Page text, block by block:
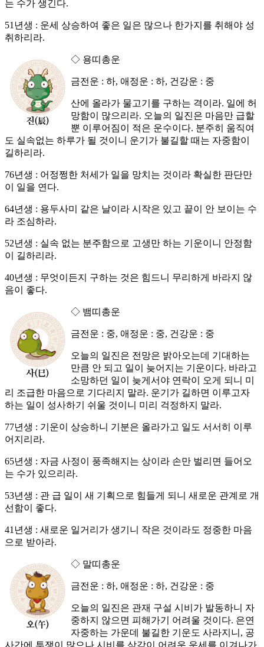
는 수가 생긴다.
51년생 : 운세 상승하여 좋은 일은 많으나 한가지를 취해야 성
취하리라.
◇ 용띠총운
금전운 : 하, 애정운 : 하, 건강운 : 중
산에 올라가 물고기를 구하는 격이라. 일에 허
망함이 많으리라. 오늘의 일진은 마음만 급할
뿐 이루어짐이 적은 운수이다. 분주히 움직여
도 실속없는 하루가 될 것이니 운기가 불길할 때는 자중함이
길하리라.
76년생 : 어정쩡한 처세가 일을 망치는 것이라 확실한 판단만
이 일을 연다.
64년생 : 용두사미 같은 날이라 시작은 있고 끝이 안 보이는 수
라 조심하라.
52년생 : 실속 없는 분주함으로 고생만 하는 기운이니 안정함
이 길하리라.
40년생 : 무엇이든지 구하는 것은 힘드니 무리하게 바라지 않
음이 좋다.
◇ 뱀띠총운
금전운 : 중, 애정운 : 중, 건강운 : 중
오늘의 일진은 전망은 밝아오는데 기대하는
만큼 안 되고 일이 늦어지는 기운이다. 바라고
소망하던 일이 늦게서야 연락이 오게 되니 미
리 조급한 마음으로 기다리지 말라. 운기가 길하면 이루고자
하는 일이 성사하기 쉬울 것이니 미리 걱정하지 말라.
77년생 : 기운이 상승하니 기분은 올라가고 일도 서서히 이루
어지리라.
65년생 : 자금 사정이 풍족해지는 상이라 손만 벌리면 들어오
는 수가 있으리라.
53년생 : 관 급 일이 새 기획으로 힘들게 되니 새로운 관계로 개
선함이 좋다.
41년생 : 새로운 일거리가 생기니 작은 것이라도 정중한 마음
으로 받아라.
◇ 말띠총운
금전운 : 하, 애정운 : 하, 건강운 : 중
오늘의 일진은 관재 구설 시비가 발동하니 자
중하지 않으면 피해가기 어려울 것이다. 은연
자중하는 가운데 불길한 기운도 사라지니, 공